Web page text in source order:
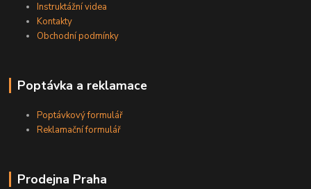
Instruktážní videa
Kontakty
Obchodní podmínky
Poptávka a reklamace
Poptávkový formulář
Reklamační formulář
Prodejna Praha